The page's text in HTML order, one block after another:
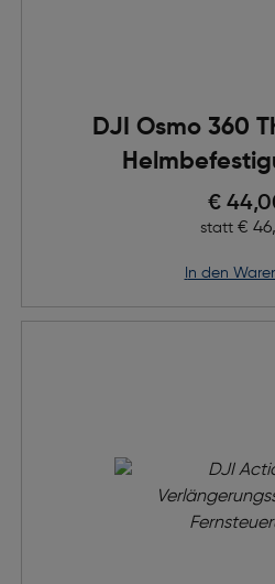
DJI Osmo 360
Preis
€
statt €
in den